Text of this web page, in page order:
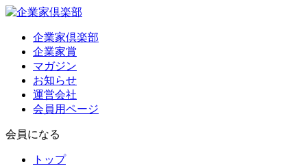
企業家倶楽部
企業家賞
マガジン
お知らせ
運営会社
会員用ページ
会員になる
トップ